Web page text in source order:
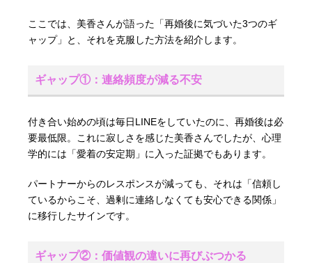
ここでは、美香さんが語った「再婚後に気づいた3つのギ
ャップ」と、それを克服した方法を紹介します。
ギャップ①：連絡頻度が減る不安
付き合い始めの頃は毎日LINEをしていたのに、再婚後は必
要最低限。これに寂しさを感じた美香さんでしたが、心理
学的には「愛着の安定期」に入った証拠でもあります。
パートナーからのレスポンスが減っても、それは「信頼し
ているからこそ、過剰に連絡しなくても安心できる関係」
に移行したサインです。
ギャップ②：価値観の違いに再びぶつかる